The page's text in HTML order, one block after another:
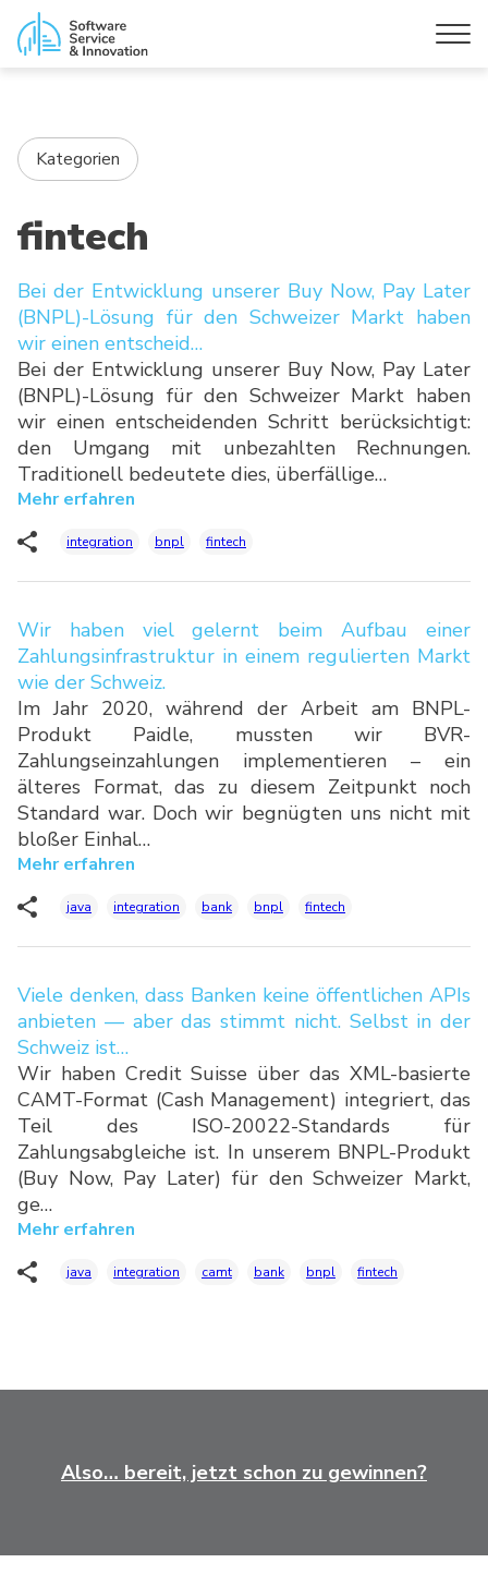
fintech
Bei der Entwicklung unserer Buy Now, Pay Later
(BNPL)-Lösung für den Schweizer Markt haben
wir einen entscheid…
Bei der Entwicklung unserer Buy Now, Pay Later
(BNPL)-Lösung für den Schweizer Markt haben
wir einen entscheidenden Schritt berücksichtigt:
den Umgang mit unbezahlten Rechnungen.
Traditionell bedeutete dies, überfällige…
Mehr erfahren
integration bnpl fintech
Wir haben viel gelernt beim Aufbau einer
Zahlungsinfrastruktur in einem regulierten Markt
wie der Schweiz.
Im Jahr 2020, während der Arbeit am BNPL-
Produkt Paidle, mussten wir BVR-
Zahlungseinzahlungen implementieren – ein
älteres Format, das zu diesem Zeitpunkt noch
Standard war. Doch wir begnügten uns nicht mit
bloßer Einhal…
Mehr erfahren
java integration bank bnpl fintech
Viele denken, dass Banken keine öffentlichen APIs
anbieten — aber das stimmt nicht. Selbst in der
Schweiz ist…
Wir haben Credit Suisse über das XML-basierte
CAMT-Format (Cash Management) integriert, das
Teil des ISO-20022-Standards für
Zahlungsabgleiche ist. In unserem BNPL-Produkt
(Buy Now, Pay Later) für den Schweizer Markt,
ge…
Mehr erfahren
java integration camt bank bnpl fintech
Kategorien
Also… bereit, jetzt schon zu gewinnen?